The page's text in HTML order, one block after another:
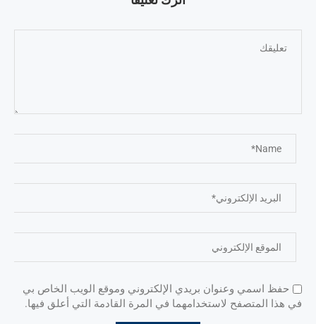
حفظ اسمي وعنوان بريدي الإلكتروني وموقع الويب الخاص بي
في هذا المتصفح لاستخدامهما في المرة القادمة التي أعلق فيها.